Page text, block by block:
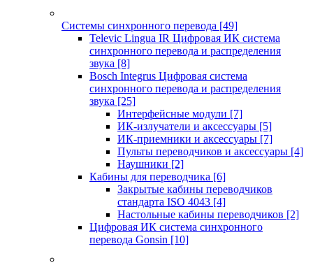
Системы синхронного перевода [49]
Televic Lingua IR Цифровая ИК система
синхронного перевода и распределения
звука [8]
Bosch Integrus Цифровая система
синхронного перевода и распределения
звука [25]
Интерфейсные модули [7]
ИК-излучатели и аксессуары [5]
ИК-приемники и аксессуары [7]
Пульты переводчиков и аксессуары [4]
Наушники [2]
Кабины для переводчика [6]
Закрытые кабины переводчиков
стандарта ISO 4043 [4]
Настольные кабины переводчиков [2]
Цифровая ИК система синхронного
перевода Gonsin [10]